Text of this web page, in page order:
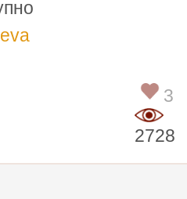
3
2728